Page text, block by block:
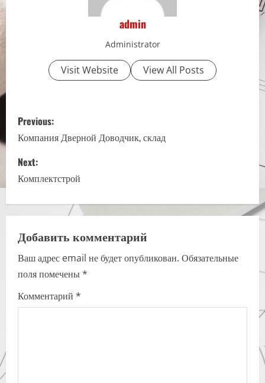
admin
Administrator
Visit Website View All Posts
P
o
s
t
a
v
i
g
Previous:
Компания Дверной Доводчик, склад
Next:
Комплектстрой
Добавить комментарий
Ваш адрес email не будет опубликован. Обязательные
поля помечены*
Комментарий *